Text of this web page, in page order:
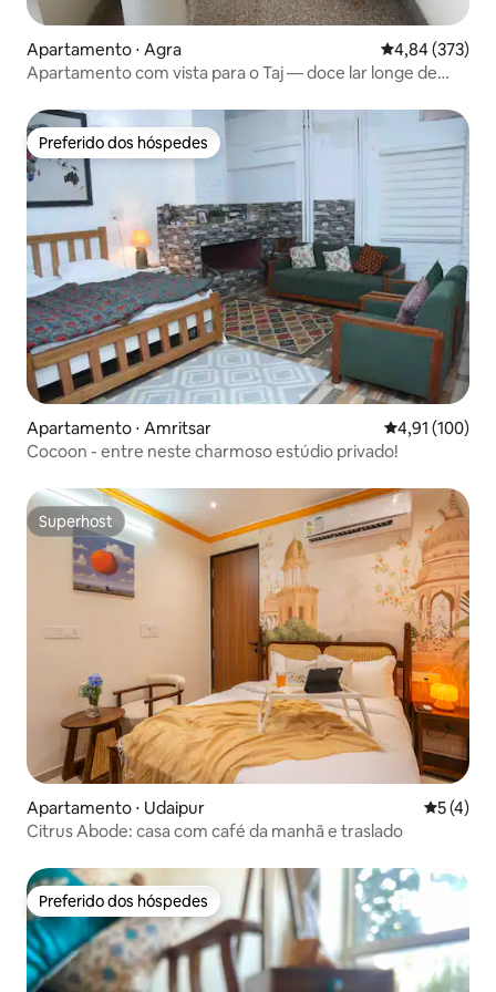
Apartamento ⋅ Agra 4,84 de uma
4,84 (373)
Apartamento com vista para o Taj — doce lar longe de
Preferido dos hóspedes
Preferido dos hóspedes
Apartamento ⋅ Amritsar 4,91 de uma
4,91 (100)
Cocoon - entre neste charmoso estúdio privado!
Superhost
Superhost
Apartamento ⋅ Udaipur 5 de
5 (4)
Citrus Abode: casa com café da manhã e traslado
Preferido dos hóspedes
Preferido dos hóspedes